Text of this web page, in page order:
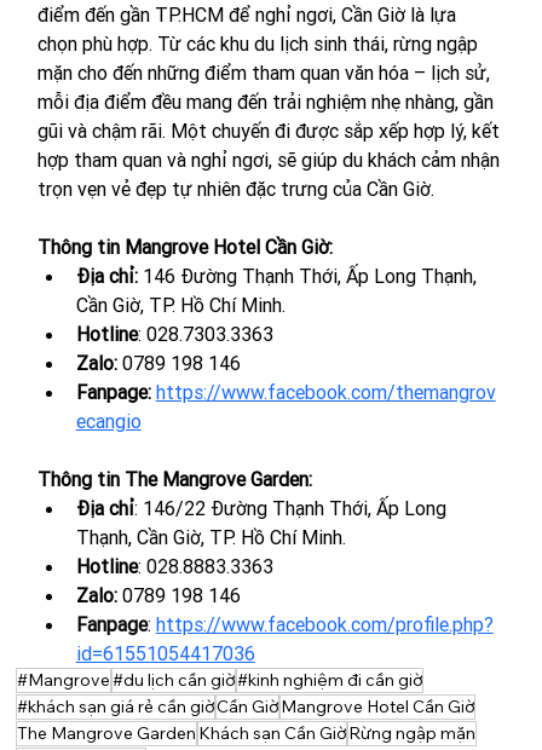
điểm đến gần TP.HCM để nghỉ ngơi, Cần Giờ là lựa
chọn phù hợp. Từ các khu du lịch sinh thái, rừng ngập
mặn cho đến những điểm tham quan văn hóa – lịch sử,
mỗi địa điểm đều mang đến trải nghiệm nhẹ nhàng, gần
gũi và chậm rãi. Một chuyến đi được sắp xếp hợp lý, kết
hợp tham quan và nghỉ ngơi, sẽ giúp du khách cảm nhận
trọn vẹn vẻ đẹp tự nhiên đặc trưng của Cần Giờ.
Thông tin Mangrove Hotel Cần Giờ:
Địa chỉ: 146 Đường Thạnh Thới, Ấp Long Thạnh,
Cần Giờ, TP. Hồ Chí Minh.
Hotline: 028.7303.3363
Zalo: 0789 198 146
Fanpage: https://www.facebook.com/themangrov
ecangio
Thông tin The Mangrove Garden:
Địa chỉ: 146/22 Đường Thạnh Thới, Ấp Long
Thạnh, Cần Giờ, TP. Hồ Chí Minh.
Hotline: 028.8883.3363
Zalo: 0789 198 146
Fanpage: https://www.facebook.com/profile.php?
id=61551054417036
#Mangrove#du lịch cần giờ#kinh nghiệm đi cần giờ
#khách sạn giá rẻ cần giờCần GiờMangrove Hotel Cần Giờ
The Mangrove Garden Khách sạn Cần GiờRừng ngập mặn